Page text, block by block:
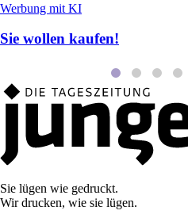
Werbung mit KI
Sie wollen kaufen!
Sie lügen wie gedruckt.
Wir drucken, wie sie lügen.